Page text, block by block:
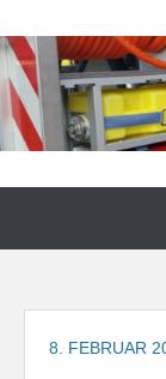
Inhalt
springen
Zum
springen
8. FEBRUAR